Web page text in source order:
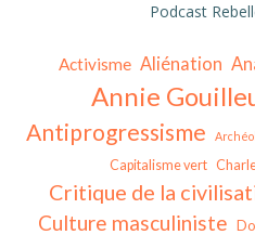
Podcast
Activisme Aliénation
Annie
Antiprogressisme
Capitalisme vert
Critique de la
Culture masculiniste